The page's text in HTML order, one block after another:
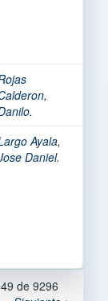
Ayala,
Daniel.
de 9296